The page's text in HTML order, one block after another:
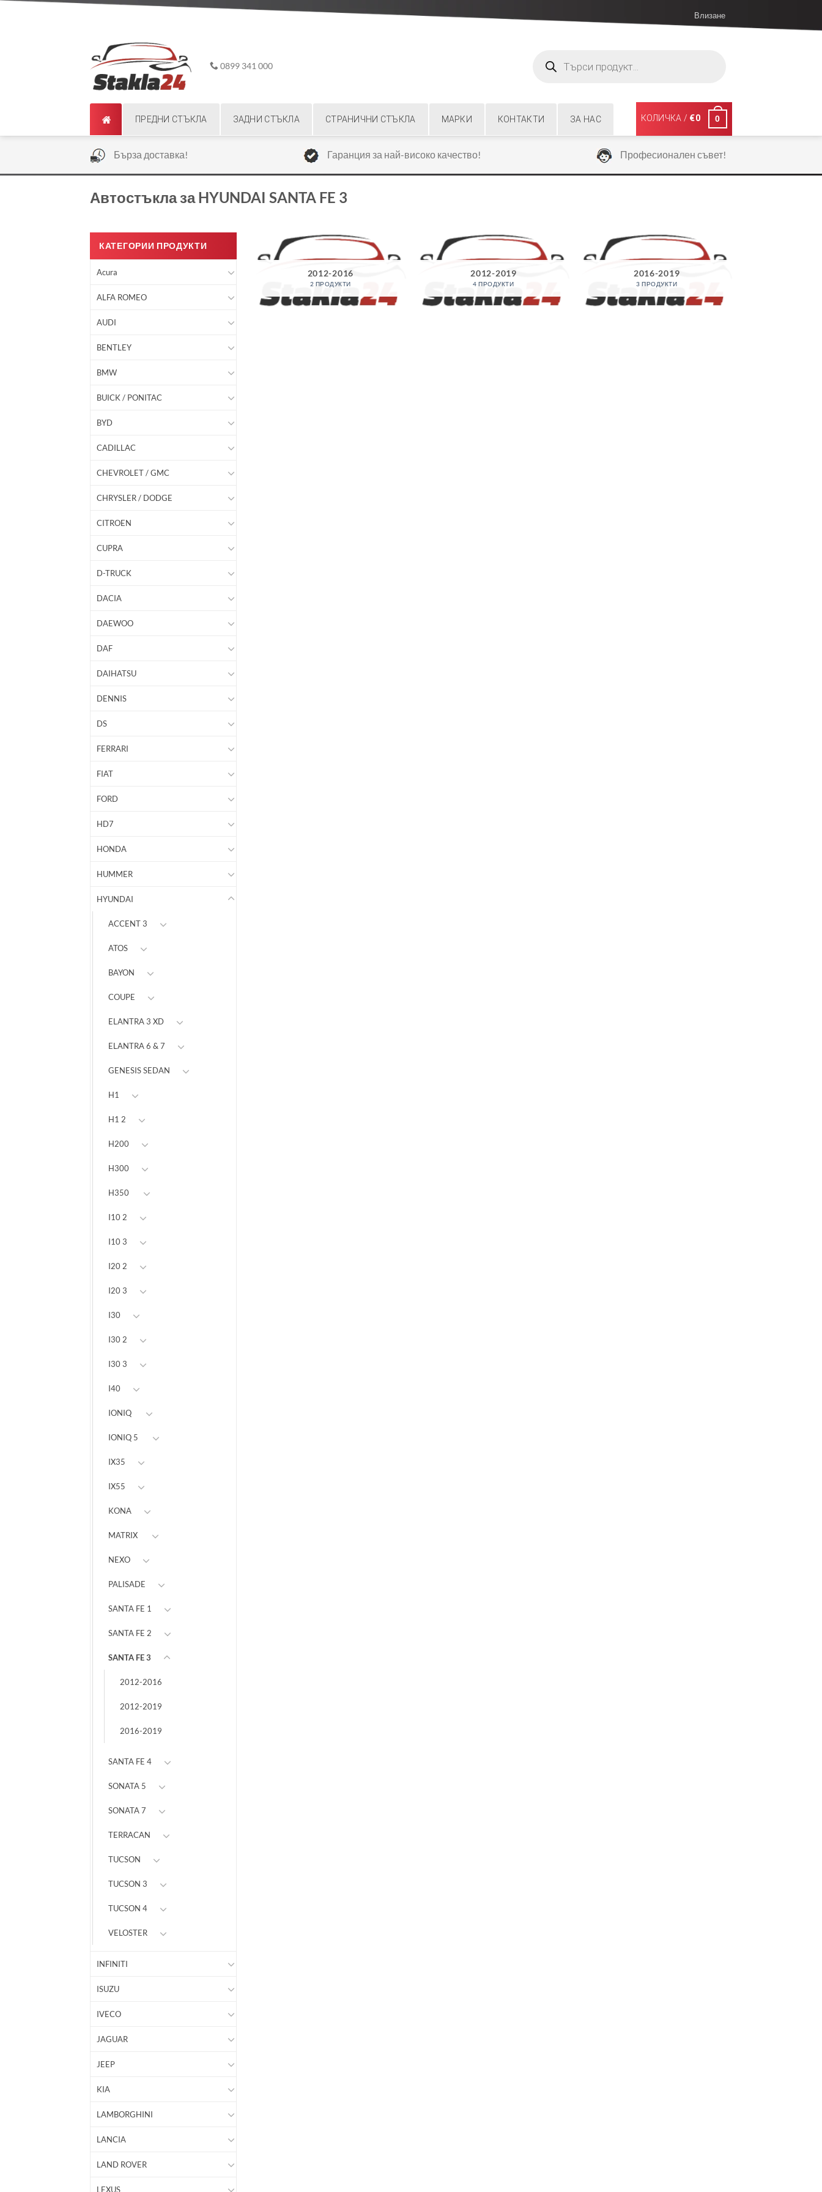
Влизане
0899 341 000
search
ПРЕДНИ СТЪКЛА ЗАДНИ СТЪКЛА СТРАНИЧНИ СТЪКЛА МАРКИ КОНТАКТИ ЗА НАС КОЛИЧКА / €0 0
Бърза доставка! Гаранция за най-високо качество! Професионален съвет!
Автостъкла за HYUNDAI SANTA FE 3
КАТЕГОРИИ ПРОДУКТИ
Acura
ALFA ROMEO
AUDI
BENTLEY
BMW
BUICK / PONITAC
BYD
CADILLAC
CHEVROLET / GMC
CHRYSLER / DODGE
CITROEN
CUPRA
D-TRUCK
DACIA
DAEWOO
DAF
DAIHATSU
DENNIS
DS
FERRARI
FIAT
FORD
HD7
HONDA
HUMMER
HYUNDAI
ACCENT 3
ATOS
BAYON
COUPE
ELANTRA 3 XD
ELANTRA 6 & 7
GENESIS SEDAN
H1
H1 2
H200
H300
H350
I10 2
I10 3
I20 2
I20 3
I30
I30 2
I30 3
I40
IONIQ
IONIQ 5
IX35
IX55
KONA
MATRIX
NEXO
PALISADE
SANTA FE 1
SANTA FE 2
SANTA FE 3
2012-2016
2012-2019
2016-2019
SANTA FE 4
SONATA 5
SONATA 7
TERRACAN
TUCSON
TUCSON 3
TUCSON 4
VELOSTER
INFINITI
ISUZU
IVECO
JAGUAR
JEEP
KIA
LAMBORGHINI
LANCIA
LAND ROVER
LEXUS
2012-2016
2 ПРОДУКТИ
2012-2019
4 ПРОДУКТИ
2016-2019
3 ПРОДУКТИ